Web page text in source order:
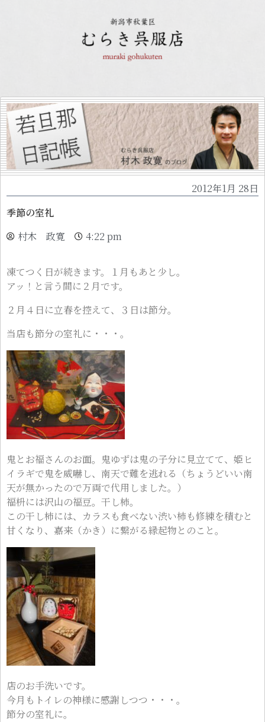
2012年1月 28日
季節の室礼
村木 政寛
4:22 pm
凍てつく日が続きます。１月もあと少し。
アッ！と言う間に２月です。
２月４日に立春を控えて、３日は節分。
当店も節分の室礼に・・・。
鬼とお福さんのお面。鬼ゆずは鬼の子分に見立てて、姫ヒ
イラギで鬼を威嚇し、南天で難を逃れる（ちょうどいい南
天が無かったので万両で代用しました。）
福枡には沢山の福豆。干し柿。
この干し柿には、カラスも食べない渋い柿も修練を積むと
甘くなり、嘉来（かき）に繋がる縁起物とのこと。
店のお手洗いです。
今月もトイレの神様に感謝しつつ・・・。
節分の室礼に。